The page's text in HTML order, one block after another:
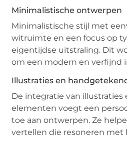
Minimalistische ontwerpen
Minimalistische stijl met
witruimte en een focus op
eigentijdse uitstraling. Dit
om een modern en verfijnd
Illustraties en
De integratie van
elementen voegt een
toe aan ontwerpen. Ze
vertellen die resoneren met